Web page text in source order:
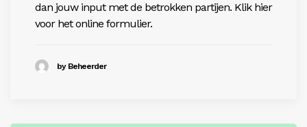
dan jouw input met de betrokken partijen. Klik hier
voor het online formulier.
by Beheerder